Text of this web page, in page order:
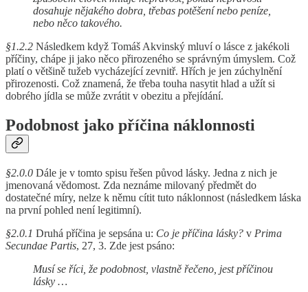
dosahuje nějakého dobra, třebas potěšení nebo peníze,
nebo něco takového.
§1.2.2 Následkem když Tomáš Akvinský mluví o lásce z jakékoli
příčiny, chápe ji jako něco přirozeného se správným úmyslem. Což
platí o většině tužeb vycházející zevnitř. Hřích je jen zúchylnění
přirozenosti. Což znamená, že třeba touha nasytit hlad a užít si
dobrého jídla se může zvrátit v obezitu a přejídání.
Podobnost jako příčina náklonnosti
§2.0.0 Dále je v tomto spisu řešen původ lásky. Jedna z nich je
jmenovaná vědomost. Zda neznáme milovaný předmět do
dostatečné míry, nelze k němu cítit tuto náklonnost (následkem láska
na první pohled není legitimní).
§2.0.1 Druhá příčina je sepsána u: Co je příčina lásky? v Prima
Secundae Partis, 27, 3. Zde jest psáno:
Musí se říci, že podobnost, vlastně řečeno, jest příčinou
lásky …